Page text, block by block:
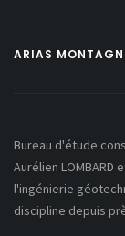
ARIAS
Bureau d'étude
Aurélien LOMBARD
l'ingénierie
discipline depuis